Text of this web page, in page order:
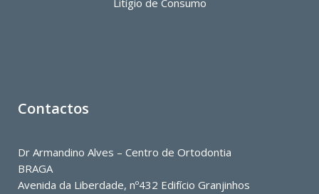
Litígio de Consumo
Contactos
Dr Armandino Alves – Centro de Ortodontia
BRAGA
Avenida da Liberdade, nº432 Edifício Granjinhos